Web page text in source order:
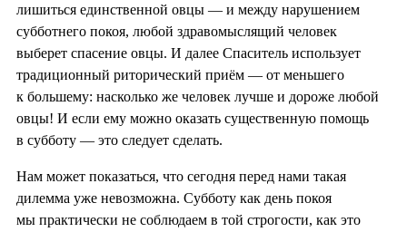
лишиться единственной овцы — и между нарушением
субботнего покоя, любой здравомыслящий человек
выберет спасение овцы. И далее Спаситель использует
традиционный риторический приём — от меньшего
к большему: насколько же человек лучше и дороже любой
овцы! И если ему можно оказать существенную помощь
в субботу — это следует сделать.
Нам может показаться, что сегодня перед нами такая
дилемма уже невозможна. Субботу как день покоя
мы практически не соблюдаем в той строгости, как это